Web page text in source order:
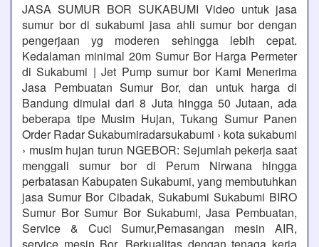
JASA SUMUR BOR SUKABUMI Video untuk jasa
sumur bor di sukabumi jasa ahli sumur bor dengan
pengerjaan yg moderen sehingga lebih cepat.
Kedalaman minimal 20m Sumur Bor Harga Permeter
di Sukabumi | Jet Pump sumur bor Kami Menerima
Jasa Pembuatan Sumur Bor, dan untuk harga di
Bandung dimulai dari 8 Juta hingga 50 Jutaan, ada
beberapa tipe Musim Hujan, Tukang Sumur Panen
Order Radar Sukabumiradarsukabumi › kota sukabumi
› musim hujan turun NGEBOR: Sejumlah pekerja saat
menggali sumur bor di Perum Nirwana hingga
perbatasan Kabupaten Sukabumi, yang membutuhkan
jasa Sumur Bor Cibadak, Sukabumi Sukabumi BIRO
Sumur Bor Sumur Bor Sukabumi, Jasa Pembuatan,
Service & Cuci Sumur,Pemasangan mesin AIR,